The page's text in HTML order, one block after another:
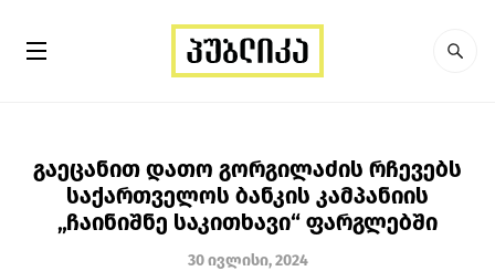
გაეცანით დათო გორგილაძის რჩევებს
საქართველოს ბანკის კამპანიის
„ჩაინიშნე საკითხავი“ ფარგლებში
30 ივლისი, 2024